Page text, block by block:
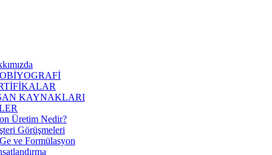
KAYNAKLARI
Üretim Nedir?
Görüşmeleri
ve Formülasyon